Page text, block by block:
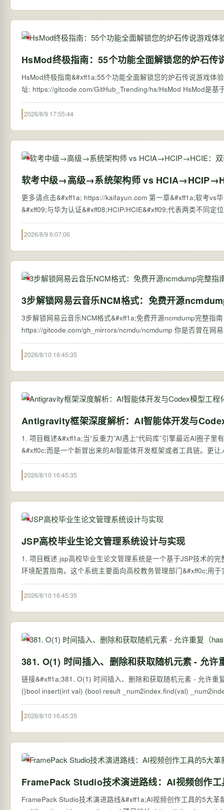
HsMod终极指南：55个功能全面解锁您的炉石传
HsMod终极指南&#xff1a;55个功能全面解锁您的炉石传说游戏体验
址: https://
2026/8/9 17:55:44
软考中级→高级→系统架构师 vs
更多请点击&#xff1a; https://kaifayun.com 第一章&#xff1a;软考vs华为认证HCIPHCIE区别 软考&#xff08;计算机技术与软件专业技术资格考试
&#xff09;与华为认证&#xff08;HCIP/HCIE&#xff09;代表两类不同
2026/8/9 6:07:06
3步解锁网易云音乐NCM格式：免费开源
3步解锁网易云音乐NCM格式&#xff1a;免费开源ncmdump完整指南 【
https://gitcode.com/
2026/8/10 16:45:35
Antigravity框架深度解析：AI智能体开发与
1. 项目概述&#xff1a;当“反重力”AI遇上“代码库”引擎最近AI圈子
&#xff0c;而是一个新冒出来的AI智能体开发框架或者工具链。更
2026/8/10 16:45:35
JSP高校毕业生论文管理系统设计与实现
1. 项目概述 jsp高校毕业生论文管理系统是一个基于JSP技术的
2026/8/10 16:45:35
381. O(1) 时间插入、删除和获取随机元素 - 允许
链接&#xff1a;381. O(1) 时间插入、删除和获取随机元素 - 允许重复 题解&#xff1a; class RandomizedCollection {
{}bool insert(int
2026/8/10 16:45:35
FramePack Studio技术演进路线：AI视频创作工
FramePack Studio技术演进路线&#xff1a;AI视频创作工具的5大